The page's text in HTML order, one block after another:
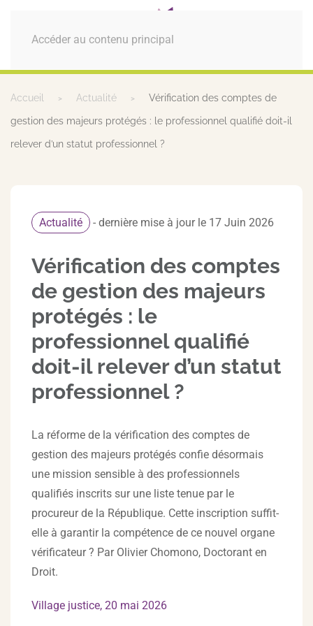
Accéder au contenu principal
MENU
Accueil Actualité Vérification des comptes de
gestion des majeurs protégés : le professionnel qualifié doit-il
relever d’un statut professionnel ?
Actualité - dernière mise à jour le 17 Juin 2026
Vérification des comptes
de gestion des majeurs
protégés : le
professionnel qualifié
doit-il relever d’un statut
professionnel ?
La réforme de la vérification des comptes de
gestion des majeurs protégés confie désormais
une mission sensible à des professionnels
qualifiés inscrits sur une liste tenue par le
procureur de la République. Cette inscription suffit-
elle à garantir la compétence de ce nouvel organe
vérificateur ? Par Olivier Chomono, Doctorant en
Droit.
Village justice, 20 mai 2026